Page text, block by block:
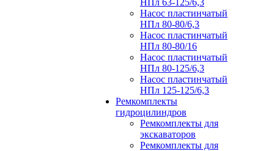
НПл 63-125/6,3
Насос пластинчатый
НПл 80-80/6,3
Насос пластинчатый
НПл 80-80/16
Насос пластинчатый
НПл 80-125/6,3
Насос пластинчатый
НПл 125-125/6,3
Ремкомплекты
гидроцилиндров
Ремкомплекты для
экскаваторов
Ремкомплекты для